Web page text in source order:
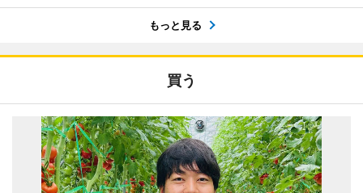
もっと見る
買う